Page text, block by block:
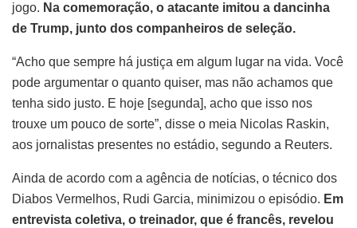
jogo. Na comemoração, o atacante imitou a dancinha
de Trump, junto dos companheiros de seleção.
“Acho que sempre há justiça em algum lugar na vida. Você
pode argumentar o quanto quiser, mas não achamos que
tenha sido justo. E hoje [segunda], acho que isso nos
trouxe um pouco de sorte”, disse o meia Nicolas Raskin,
aos jornalistas presentes no estádio, segundo a Reuters.
Ainda de acordo com a agência de notícias, o técnico dos
Diabos Vermelhos, Rudi Garcia, minimizou o episódio. Em
entrevista coletiva, o treinador, que é francês, revelou